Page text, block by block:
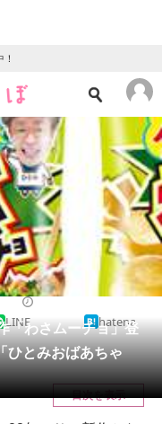
児
「わさムーチョ」登
とみおばあちゃ
LINE hatena
目次を表示